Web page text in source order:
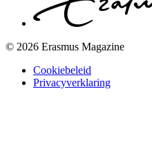
© 2026 Erasmus Magazine
Cookiebeleid
Privacyverklaring